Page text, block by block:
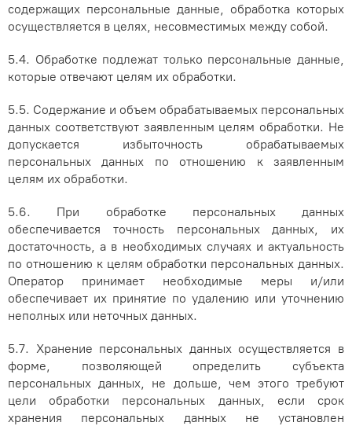
содержащих персональные данные, обработка которых
осуществляется в целях, несовместимых между собой.
5.4. Обработке подлежат только персональные данные,
которые отвечают целям их обработки.
5.5. Содержание и объем обрабатываемых персональных
данных соответствуют заявленным целям обработки. Не
допускается избыточность обрабатываемых
персональных данных по отношению к заявленным
целям их обработки.
5.6. При обработке персональных данных
обеспечивается точность персональных данных, их
достаточность, а в необходимых случаях и актуальность
по отношению к целям обработки персональных данных.
Оператор принимает необходимые меры и/или
обеспечивает их принятие по удалению или уточнению
неполных или неточных данных.
5.7. Хранение персональных данных осуществляется в
форме, позволяющей определить субъекта
персональных данных, не дольше, чем этого требуют
цели обработки персональных данных, если срок
хранения персональных данных не установлен